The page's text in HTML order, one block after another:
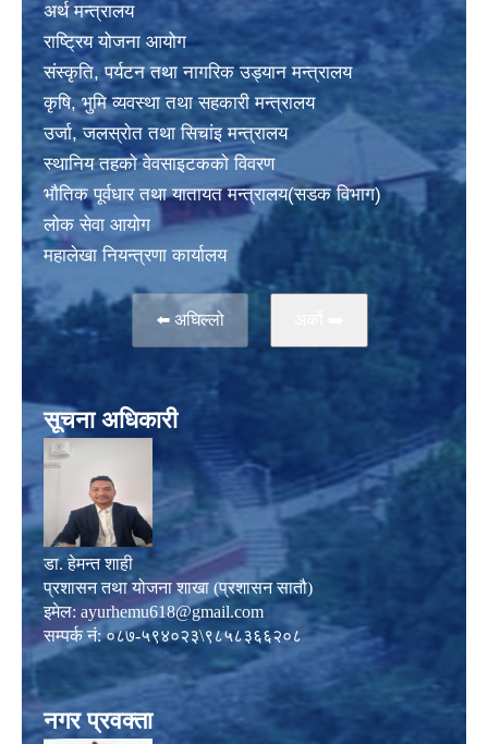
अर्थ मन्त्रालय
राष्ट्रिय योजना आयोग
संस्कृति, पर्यटन तथा नागरिक उड्यान मन्त्रालय
कृषि, भुमि व्यवस्था तथा सहकारी मन्त्रालय
उर्जा, जलस्राेत तथा सिचांइ मन्त्रालय
स्थानिय तहकाे वेवसाइटककाे विवरण
भाैतिक पूर्वधार तथा यातायत मन्त्रालय(सडक विभाग)
लाेक सेवा आयोग
महालेखा नियन्त्रणा कार्यालय
⬅️ अघिल्लो
सूचना अधिकारी
डा. हेमन्त शाही
प्रशासन तथा योजना शाखा (प्रशासन सातौ)
इमेल: ayurhemu618@gmail.com
सम्पर्क नं: ०८७-५९४०२३\९८५८३६६२०८
नगर प्रवक्ता